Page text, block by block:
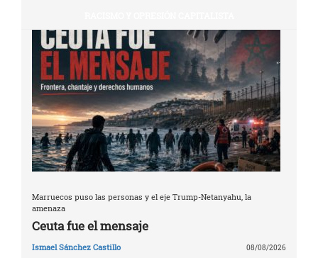
Marruecos puso las personas y el eje Trump-Netanyahu, la
amenaza
Ceuta fue el mensaje
Ismael Sánchez Castillo 08/08/2026